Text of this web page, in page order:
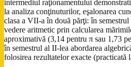
intermediul raţionamentului
la analiza conţinuturilor, eşalonarea
clasa a VII-a în două părţi: în
vedere aritmetic prin calcularea
aproximativă (3,14 pentru π sau 1,73
în semestrul al II-lea abordarea
folosirea rezultatelor exacte (practicată